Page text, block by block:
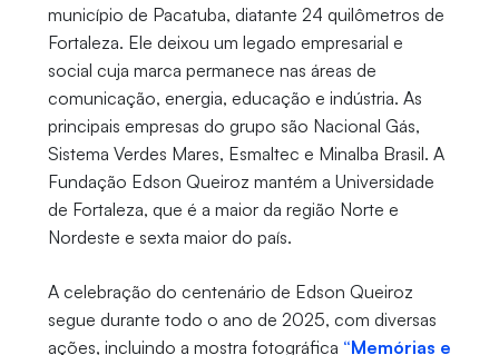
município de Pacatuba, diatante 24 quilômetros de
Fortaleza. Ele deixou um legado empresarial e
social cuja marca permanece nas áreas de
comunicação, energia, educação e indústria. As
principais empresas do grupo são Nacional Gás,
Sistema Verdes Mares, Esmaltec e Minalba Brasil. A
Fundação Edson Queiroz mantém a Universidade
de Fortaleza, que é a maior da região Norte e
Nordeste e sexta maior do país.
A celebração do centenário de Edson Queiroz
segue durante todo o ano de 2025, com diversas
ações, incluindo a mostra fotográfica “Memórias e